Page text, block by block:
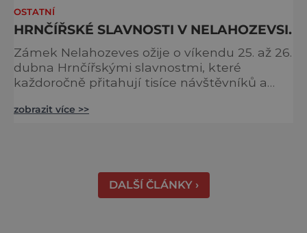
OSTATNÍ
HRNČÍŘSKÉ SLAVNOSTI V NELAHOZEVSI.
Zámek Nelahozeves ožije o víkendu 25. až 26.
dubna Hrnčířskými slavnostmi, které
každoročně přitahují tisíce návštěvníků a
Středočeském kraji. Areál renesančního
zábavný program pro celou rodinu. Otevřeno
bude také v blízkém interaktivním muz
zobrazit více >>
DALŠÍ ČLÁNKY ›